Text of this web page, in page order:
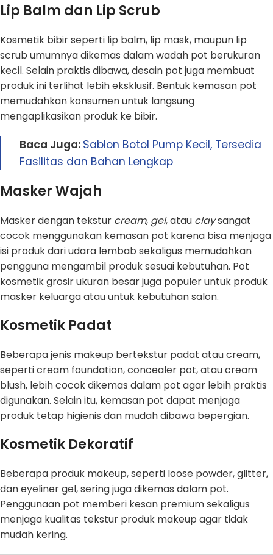
Lip Balm dan Lip Scrub
Kosmetik bibir seperti lip balm, lip mask, maupun lip
scrub umumnya dikemas dalam wadah pot berukuran
kecil. Selain praktis dibawa, desain pot juga membuat
produk ini terlihat lebih eksklusif. Bentuk kemasan pot
memudahkan konsumen untuk langsung
mengaplikasikan produk ke bibir.
Baca Juga: Sablon Botol Pump Kecil, Tersedia
Fasilitas dan Bahan Lengkap
Masker Wajah
Masker dengan tekstur cream, gel, atau claysangat
cocok menggunakan kemasan pot karena bisa menjaga
isi produk dari udara lembab sekaligus memudahkan
pengguna mengambil produk sesuai kebutuhan. Pot
kosmetik grosir ukuran besar juga populer untuk produk
masker keluarga atau untuk kebutuhan salon.
Kosmetik Padat
Beberapa jenis makeup bertekstur padat atau cream,
seperti cream foundation, concealer pot, atau cream
blush, lebih cocok dikemas dalam pot agar lebih praktis
digunakan. Selain itu, kemasan pot dapat menjaga
produk tetap higienis dan mudah dibawa bepergian.
Kosmetik Dekoratif
Beberapa produk makeup, seperti loose powder, glitter,
dan eyeliner gel, sering juga dikemas dalam pot.
Penggunaan pot memberi kesan premium sekaligus
menjaga kualitas tekstur produk makeup agar tidak
mudah kering.